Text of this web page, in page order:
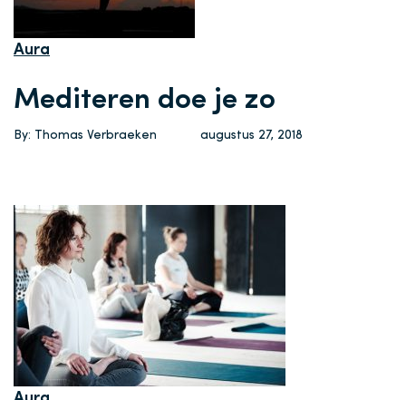
Aura
Mediteren doe je zo
By: Thomas Verbraeken augustus 27, 2018